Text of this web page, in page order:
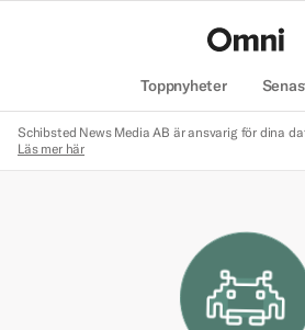
Toppnyheter
Schibsted News Media AB är ansvarig för dina
Läs mer här